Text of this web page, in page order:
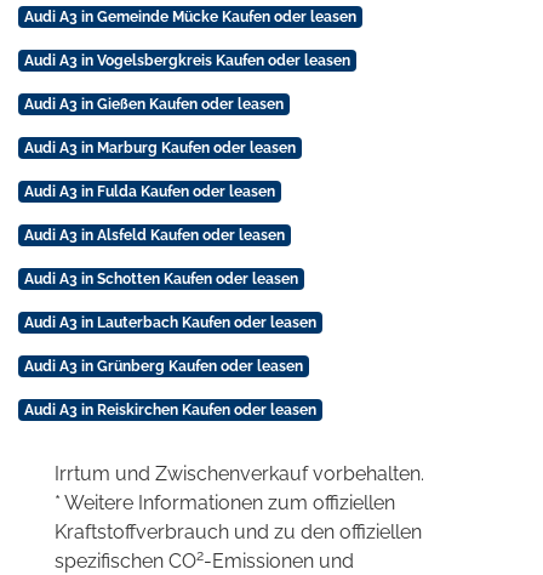
Audi A3 in Gemeinde Mücke Kaufen oder leasen
Audi A3 in Vogelsbergkreis Kaufen oder leasen
Audi A3 in Gießen Kaufen oder leasen
Audi A3 in Marburg Kaufen oder leasen
Audi A3 in Fulda Kaufen oder leasen
Audi A3 in Alsfeld Kaufen oder leasen
Audi A3 in Schotten Kaufen oder leasen
Audi A3 in Lauterbach Kaufen oder leasen
Audi A3 in Grünberg Kaufen oder leasen
Audi A3 in Reiskirchen Kaufen oder leasen
Irrtum und Zwischenverkauf vorbehalten.
* Weitere Informationen zum offiziellen
Kraftstoffverbrauch und zu den offiziellen
spezifischen CO2-Emissionen und